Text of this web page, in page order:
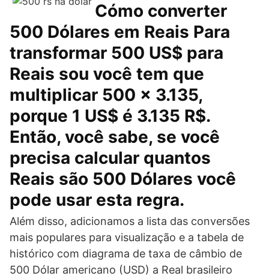
Cómo converter
500 Dólares em Reais Para
transformar 500 US$ para
Reais sou você tem que
multiplicar 500 x 3.135,
porque 1 US$ é 3.135 R$.
Então, você sabe, se você
precisa calcular quantos
Reais são 500 Dólares você
pode usar esta regra.
Além disso, adicionamos a lista das conversões
mais populares para visualização e a tabela de
histórico com diagrama de taxa de câmbio de
500 Dólar americano (USD) a Real brasileiro